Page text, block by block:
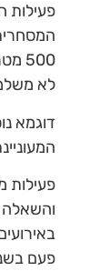
פעילות
לא
דוגמא
פעילות
והשאלה
פעם